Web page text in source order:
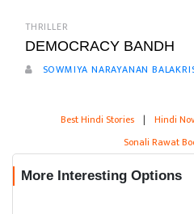
THRILLER
DEMOCRACY BANDH
SOWMIYA NARAYANAN
Best Hindi Stories | Hindi
Sonali Rawat
More Interesting Options